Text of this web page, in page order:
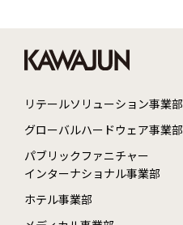
リテールソリューション事業部
グローバルハードウェア事業部
パブリックファニチャー
インターナショナル事業部
ホテル事業部